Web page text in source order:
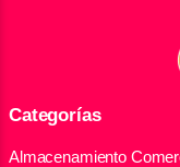
Categorías
Almacenamiento